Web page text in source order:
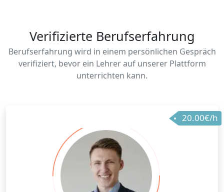
Verifizierte Berufserfahrung
Berufserfahrung wird in einem persönlichen Gespräch
verifiziert, bevor ein Lehrer auf unserer Plattform
unterrichten kann.
20.00€/h